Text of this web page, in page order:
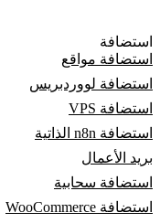
استضافة
استضافة مواقع
استضافة لووردبريس
استضافة VPS
استضافة n8n الذاتية
بريد الأعمال
استضافة سحابية
استضافة WooCommerce